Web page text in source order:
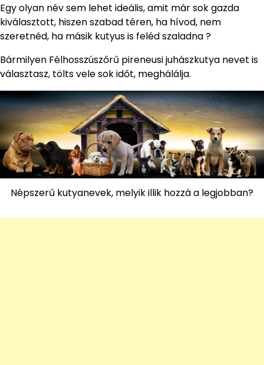
Egy olyan név sem lehet ideális, amit már sok gazda
kiválasztott, hiszen szabad téren, ha hívod, nem
szeretnéd, ha másik kutyus is feléd szaladna ?
Bármilyen Félhosszúszőrű pireneusi juhászkutya nevet is
választasz, tölts vele sok időt, meghálálja.
Népszerű kutyanevek, melyik illik hozzá a legjobban?